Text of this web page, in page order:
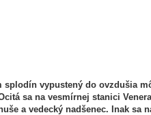
splodín vypustený do ovzdušia
sa na vesmírnej stanici
a vedecký nadšenec. Inak sa